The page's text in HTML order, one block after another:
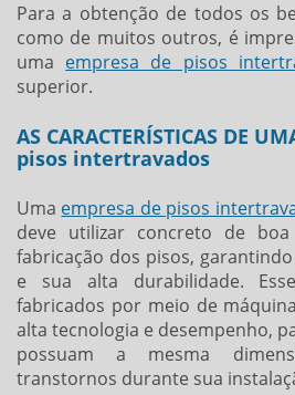
Para a obtenção de todos os
como de muitos outros, é
uma empresa de pisos
superior.
AS CARACTERÍSTICAS DE
pisos intertravados
Uma empresa de pisos
deve utilizar concreto de
fabricação dos pisos,
e sua alta durabilidade.
fabricados por meio de
alta tecnologia e desempenho,
possuam a mesma
transtornos durante sua